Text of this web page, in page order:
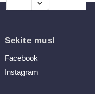
Sekite mus!
Facebook
Instagram